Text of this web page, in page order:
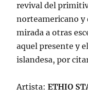
revival del
norteamericano y
mirada a otras
aquel presente y
islandesa, por
Artista:ETHIO